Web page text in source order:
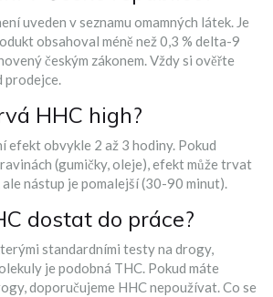
uveden v seznamu omamných látek. Je
obsahoval méně než 0,3 % delta-9
českým zákonem. Vždy si ověřte
HHC high?
efekt obvykle 2 až 3 hodiny. Pokud
(gumičky, oleje), efekt může trvat
ale nástup je pomalejší (30-90 minut).
dostat do práce?
standardními testy na drogy,
je podobná THC. Pokud máte
doporučujeme HHC nepoužívat. Co se